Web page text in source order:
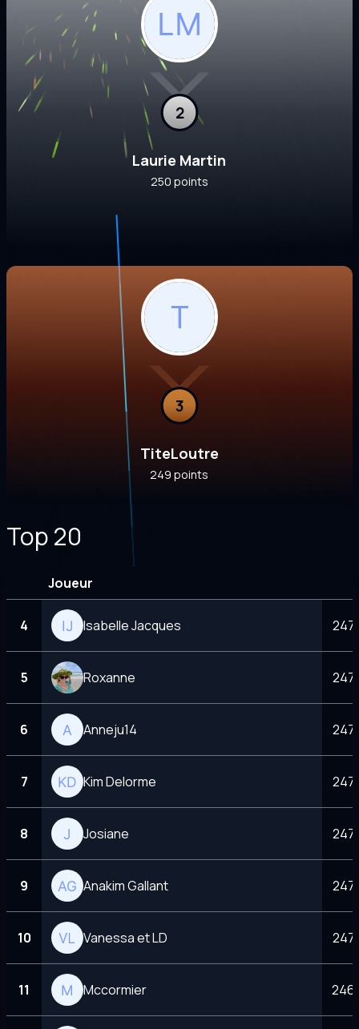
2
Laurie Martin
250 points
3
TiteLoutre
249 points
Top 20
Joueur
4 Isabelle Jacques 247
5 Roxanne 247
6 Anneju14 247
7 Kim Delorme 247
8 Josiane 247
9 Anakim Gallant 247
10 Vanessa et LD 247
11 Mccormier 246